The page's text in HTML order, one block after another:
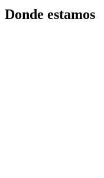
Donde estamos